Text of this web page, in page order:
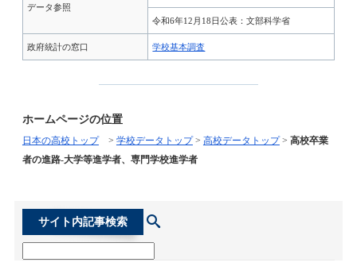
データ参照
令和6年12月18日公表：文部科学省
政府統計の窓口 学校基本調査
ホームページの位置
日本の高校トップ> 学校データトップ> 高校データトップ> 高校卒業
者の進路-大学等進学者、専門学校進学者
サイト内記事検索
検索